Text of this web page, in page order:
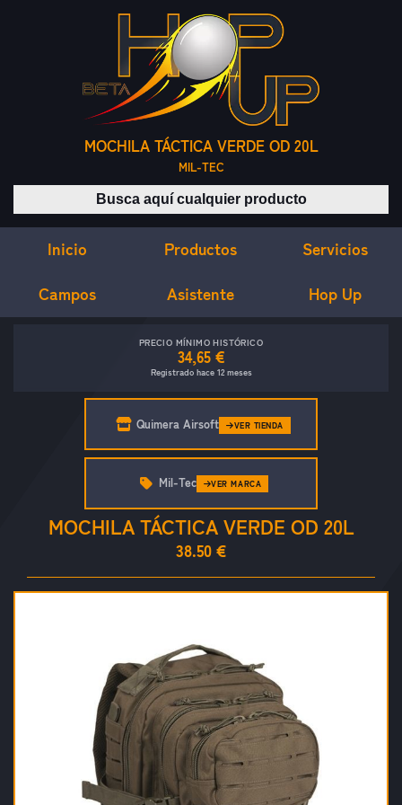
MOCHILA TÁCTICA VERDE OD 20L
MIL-TEC
Buscar productos
Inicio Productos Servicios
Campos Asistente Hop Up
PRECIO MÍNIMO HISTÓRICO
34,65 €
Registrado hace 12 meses
Quimera Airsoft VER TIENDA
MOCHILA TÁCTICA VERDE OD 20L
38.50 €
Mil-Tec VER MARCA